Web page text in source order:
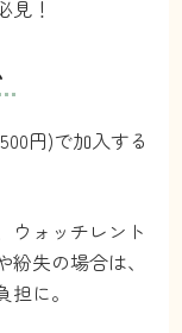
トは安い！
も豊富！コ
印象。ブロ
ッチのブラ
気になった
見！
円)で加入する
ウォッチレント
失の場合は、
に。